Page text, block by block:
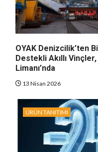
OYAK Denizcilik’ten
Destekli Akıllı
Limanı’nda
13 Nisan 2026
ÜRÜN TANITIMI